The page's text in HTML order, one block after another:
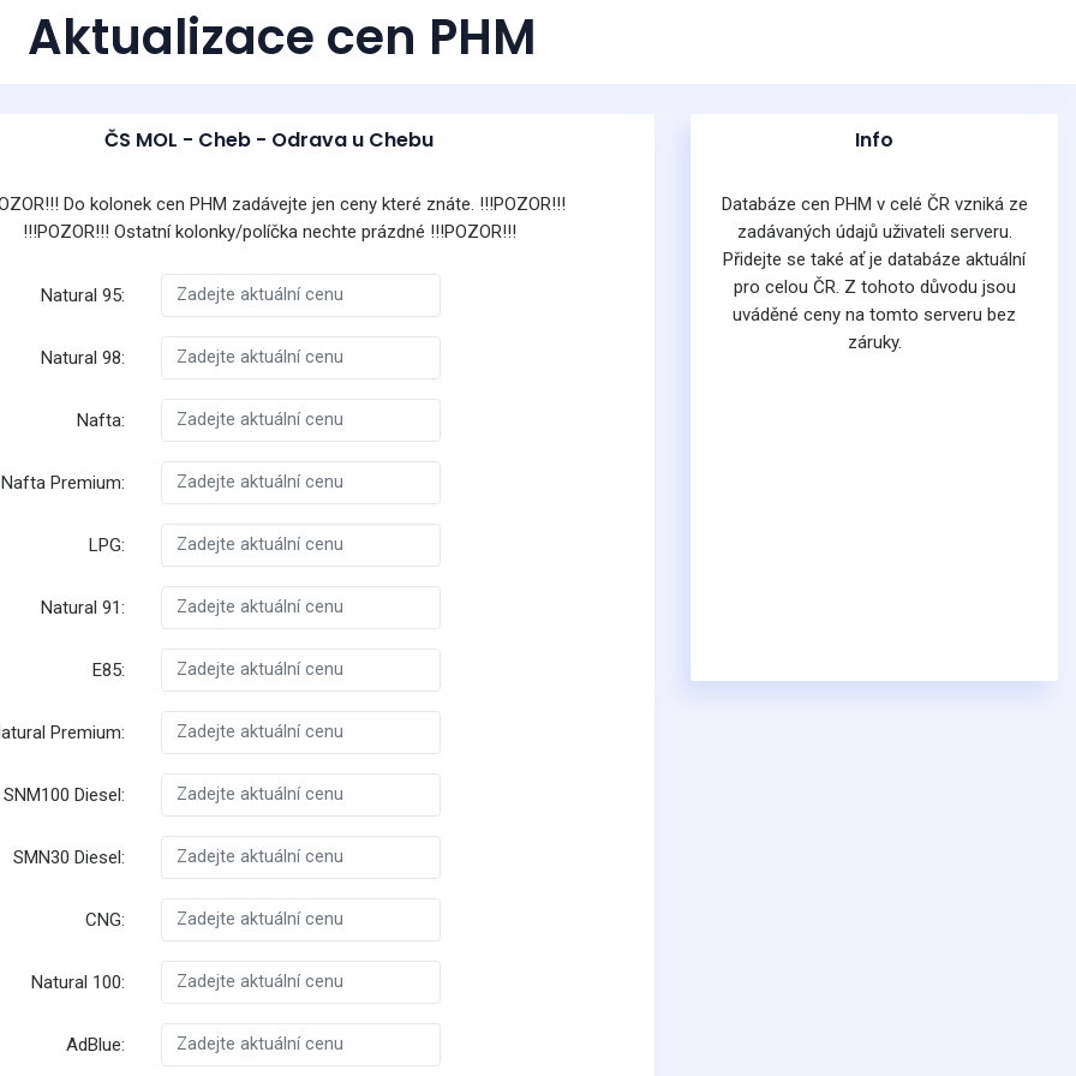
Aktualizace cen PHM
ČS MOL - Cheb - Odrava u Chebu
Do kolonek cen PHM zadávejte jen ceny které znáte. !!!POZOR!!!
!!!POZOR!!! Ostatní kolonky/políčka nechte prázdné !!!POZOR!!!
Natural 95:
Natural 98:
Nafta:
Nafta Premium:
LPG:
Natural 91:
E85:
Premium:
SNM100 Diesel:
SMN30 Diesel:
CNG:
Natural 100:
AdBlue:
Info
Databáze cen PHM v celé ČR vzniká ze
zadávaných údajů uživateli serveru.
Přidejte se také ať je databáze aktuální
pro celou ČR. Z tohoto důvodu jsou
uváděné ceny na tomto serveru bez
záruky.